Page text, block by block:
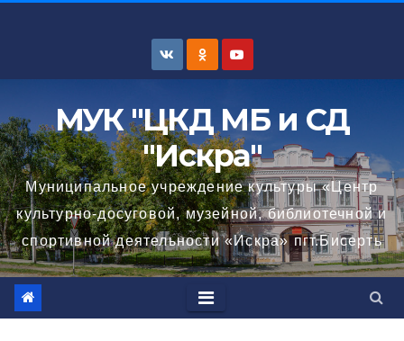
МУК "ЦКД МБ и СД
"Искра"
Муниципальное учреждение культуры «Центр
культурно-досуговой, музейной, библиотечной и
спортивной деятельности «Искра» пгт.Бисерть